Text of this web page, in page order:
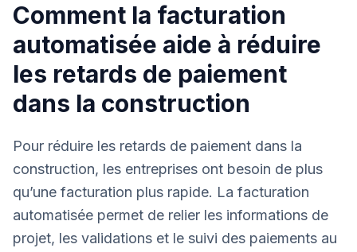
Comment la facturation
automatisée aide à réduire
les retards de paiement
dans la construction
Pour réduire les retards de paiement dans la
construction, les entreprises ont besoin de plus
qu’une facturation plus rapide. La facturation
automatisée permet de relier les informations de
projet, les validations et le suivi des paiements au